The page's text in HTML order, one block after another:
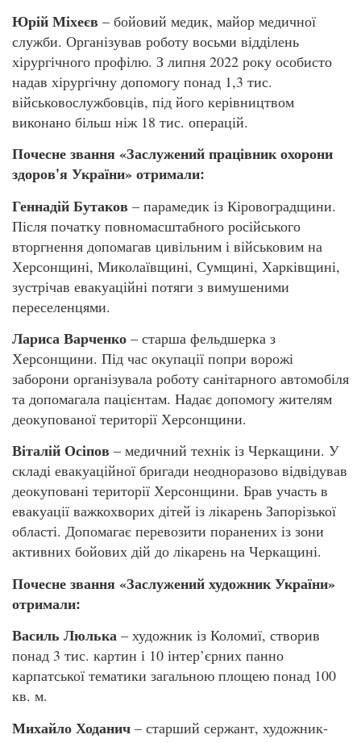
Юрій Міхеєв – бойовий медик, майор медичної
служби. Організував роботу восьми відділень
хірургічного профілю. З липня 2022 року особисто
надав хірургічну допомогу понад 1,3 тис.
військовослужбовців, під його керівництвом
виконано більш ніж 18 тис. операцій.
Почесне звання «Заслужений працівник охорони
здоров'я України» отримали:
Геннадій Бутаков – парамедик із Кіровоградщини.
Після початку повномасштабного російського
вторгнення допомагав цивільним і військовим на
Херсонщині, Миколаївщині, Сумщині, Харківщині,
зустрічав евакуаційні потяги з вимушеними
переселенцями.
Лариса Варченко – старша фельдшерка з
Херсонщини. Під час окупації попри ворожі
заборони організувала роботу санітарного автомобіля
та допомагала пацієнтам. Надає допомогу жителям
деокупованої території Херсонщини.
Віталій Осіпов – медичний технік із Черкащини. У
складі евакуаційної бригади неодноразово відвідував
деокуповані території Херсонщини. Брав участь в
евакуації важкохворих дітей із лікарень Запорізької
області. Допомагає перевозити поранених із зони
активних бойових дій до лікарень на Черкащині.
Почесне звання «Заслужений художник України»
отримали:
Василь Люлька – художник із Коломиї, створив
понад 3 тис. картин і 10 інтер’єрних панно
карпатської тематики загальною площею понад 100
кв. м.
Михайло Ходанич – старший сержант, художник-